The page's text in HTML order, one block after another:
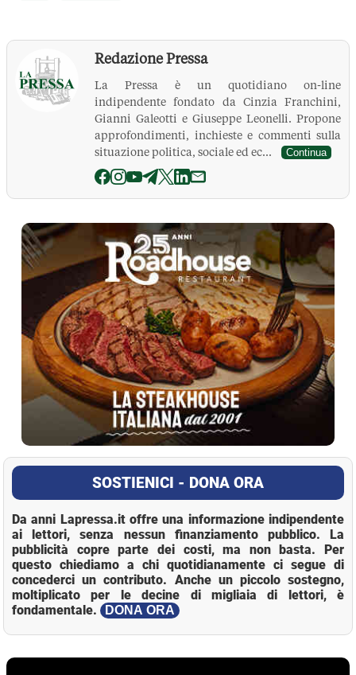
Redazione Pressa
La Pressa è un quotidiano on-line
indipendente fondato da Cinzia Franchini,
Gianni Galeotti e Giuseppe Leonelli. Propone
approfondimenti, inchieste e commenti sulla
situazione politica, sociale ed ec...
Continua
La Pressa
SOSTIENICI - DONA ORA
Da anni Lapressa.it offre una informazione indipendente
ai lettori, senza nessun finanziamento pubblico. La
pubblicità copre parte dei costi, ma non basta. Per
questo chiediamo a chi quotidianamente ci segue di
concederci un contributo. Anche un piccolo sostegno,
moltiplicato per le decine di migliaia di lettori, è
fondamentale.
DONA ORA